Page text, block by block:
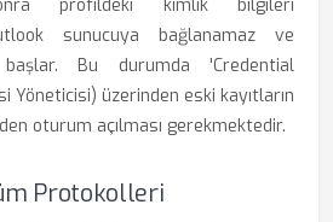
profildeki kimlik bilgileri
sunucuya bağlanamaz ve
Bu durumda 'Credential
Yöneticisi) üzerinden eski kayıtların
oturum açılması gerekmektedir.
Protokolleri